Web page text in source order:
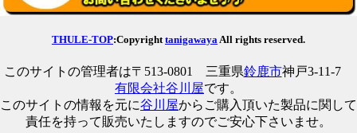
THULE-TOP:Copyright tanigawaya All rights reserved.
このサイトの管理者は〒513-0801 三重県鈴鹿市神戸3-11-7
有限会社谷川屋です。
このサイトの情報を元に谷川屋からご購入頂いた製品に関して
責任を持って販売いたしますのでご安心下さいませ。